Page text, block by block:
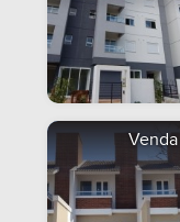
Venda